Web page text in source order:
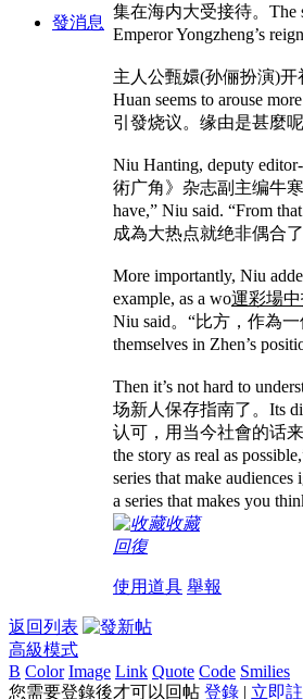
發消息
集在海内大受接待。The
Emperor Yongzheng’s
主人公甄嬛(孙俪扮演)
Huan seems to arouse
引發烧议。缘由是甚麼
Niu Hanting, deputy
術广角》杂志副主编牛寒
have,” Niu said. “From
成為大热点就绝非偶合
More importantly, Niu
example, as a wo運彩場
Niu said。“比方，作為
themselves in Zhen’s
Then it’s not hard to
场新人保存指南了。Its
认可，用当今社會的话
the story as real as
series that make
a series that makes you
收藏
回復
使用道具 舉報
返回列表
高級模式
B Color Image Link Quote Code Smilies
您需要登錄後才可以回帖 登錄 | 立即